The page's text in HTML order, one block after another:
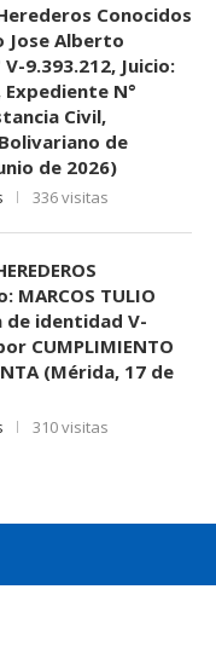
Conocidos
Jose Alberto
V-9.393.212, Juicio:
N°
Civil,
de
de 2026)
336 visitas
MARCOS TULIO
de identidad V-
CUMPLIMIENTO
(Mérida, 17 de
310 visitas